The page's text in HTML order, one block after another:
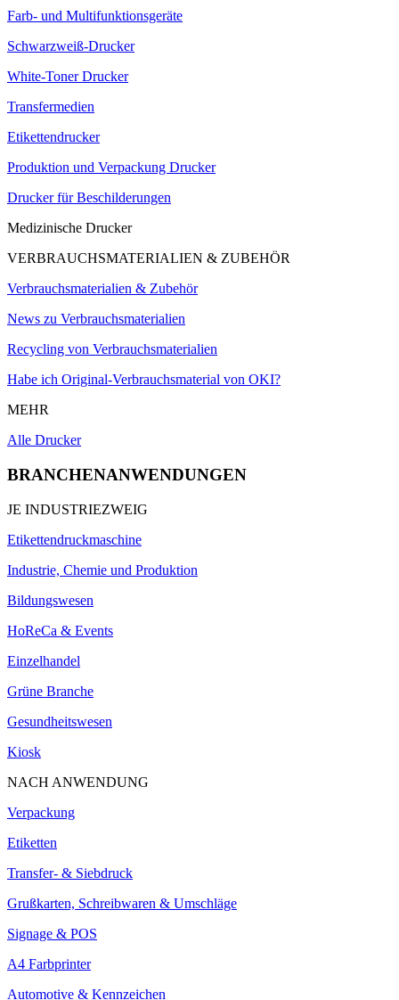
Farb- und Multifunktionsgeräte
Schwarzweiß-Drucker
White-Toner Drucker
Transfermedien
Etikettendrucker
Produktion und Verpackung Drucker
Drucker für Beschilderungen
Medizinische Drucker
VERBRAUCHSMATERIALIEN & ZUBEHÖR
Verbrauchsmaterialien & Zubehör
News zu Verbrauchsmaterialien
Recycling von Verbrauchsmaterialien
Habe ich Original-Verbrauchsmaterial von OKI?
MEHR
Alle Drucker
BRANCHENANWENDUNGEN
JE INDUSTRIEZWEIG
Etikettendruckmaschine
Industrie, Chemie und Produktion
Bildungswesen
HoReCa & Events
Einzelhandel
Grüne Branche
Gesundheitswesen
Kiosk
NACH ANWENDUNG
Verpackung
Etiketten
Transfer- & Siebdruck
Grußkarten, Schreibwaren & Umschläge
Signage & POS
A4 Farbprinter
Automotive & Kennzeichen